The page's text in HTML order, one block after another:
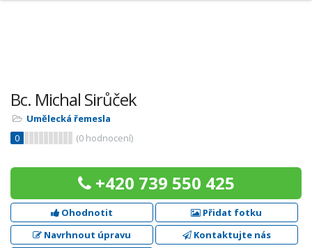
Bc. Michal Sirůček
Umělecká řemesla
0
(0 hodnocení)
+420 739 550 425
Ohodnotit
Přidat fotku
Navrhnout úpravu
Kontaktujte nás